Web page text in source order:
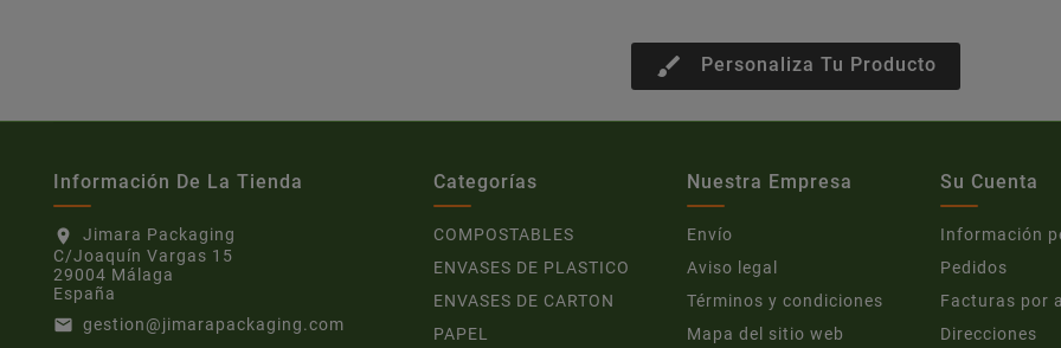
brush Personaliza Tu Producto
Información De La Tienda
location_on
Jimara Packaging
C/Joaquín Vargas 15
29004 Málaga
España
email gestion@jimarapackaging.com
Categorías
COMPOSTABLES
ENVASES DE PLASTICO
ENVASES DE CARTON
PAPEL
Nuestra Empresa
Envío
Aviso legal
Términos y condiciones
Mapa del sitio web
Su Cuenta
Información
Pedidos
Facturas por
Direcciones